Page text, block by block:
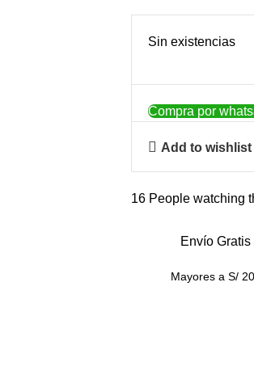
Sin existencias
Compra por
Add to wishlist
16 People watching
Envío Gratis
Mayores a S/